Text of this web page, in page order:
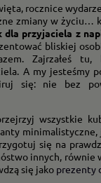
rocznice
zmiany w życiu…
dla przyjaciela z
bliskiej
Zajrzałeś tu,
A my jesteśmy
się: nie bez
wszystkie
minimalistyczne,
się na
innych, równie
się jako prezenty